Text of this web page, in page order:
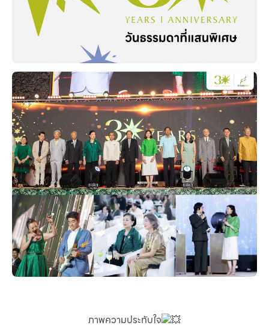
สมาชิก F-MEMBER
สำหรับนักท่องเที่ยว
มีอะไรใหม่
แผนผังร้านค้า
บริการ
เพื่อสังคม
ฟิวเจอร์ซิตี้
เกี่ยวกับเรา
ผู้เช่าพื้นที่
ภาพความประทับใจ